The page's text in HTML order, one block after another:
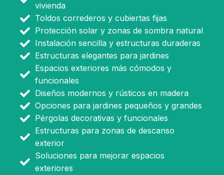
vivienda
Toldos correderos y cubiertas fijas
Protección solar y zonas de sombra natural
Instalación sencilla y estructuras duraderas
Estructuras elegantes para jardines
Espacios exteriores más cómodos y
funcionales
Diseños modernos y rústicos en madera
Opciones para jardines pequeños y grandes
Pérgolas decorativas y funcionales
Estructuras para zonas de descanso
exterior
Soluciones para mejorar espacios
exteriores